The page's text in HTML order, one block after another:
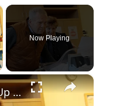
Now Playing
×
Grandpa Wells Up When Granddaughter Names Newborn After His Late Mom